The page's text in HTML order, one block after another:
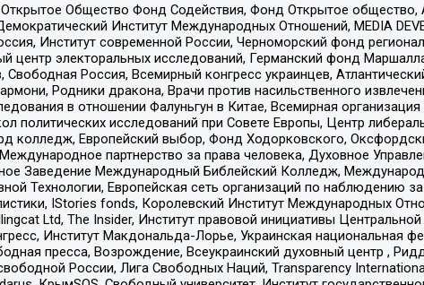
Общество Фонд Содействия, Фонд Открытое
Институт Международных Отношений, MEDIA
Институт современной России, Черноморский фонд
электоральных исследований, Германский фонд
Россия, Всемирный конгресс украинцев,
Родники дракона, Врачи против насильственного
в отношении Фалуньгун в Китае, Всемирная
политических исследований при Совете Европы, Центр
колледж, Европейский выбор, Фонд Ходорковского,
партнерство за права человека, Духовное
Заведение Международный Библейский Колледж,
Технологии, Европейская сеть организаций по наблюдению
IStories fonds, Королевский Институт Международных
Ltd, The Insider, Институт правовой инициативы
Институт Макдональда-Лорье, Украинская национальная
пресса, Возрождение, Всеукраинский духовный центр ,
России, Лига Свободных Наций, Transparеncy